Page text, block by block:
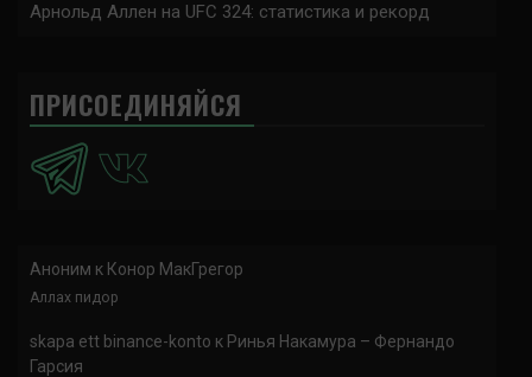
Арнольд Аллен на UFC 324: статистика и рекорд
ПРИСОЕДИНЯЙСЯ
Аноним к Конор МакГрегор
Аллах пидор
skapa ett binance-konto к Ринья Накамура – Фернандо
Гарсия